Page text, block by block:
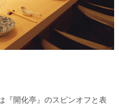
『開化亭』のスピンオフと表